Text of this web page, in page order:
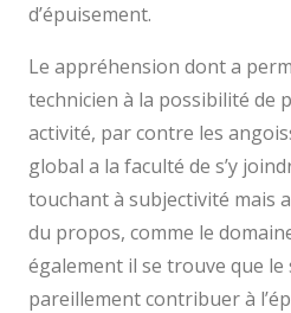
d’épuisement.
Le appréhension dont a
technicien à la possibilité de
activité, par contre les
global a la faculté de s’y
touchant à subjectivité mais
du propos, comme le
également il se trouve que le
pareillement contribuer à